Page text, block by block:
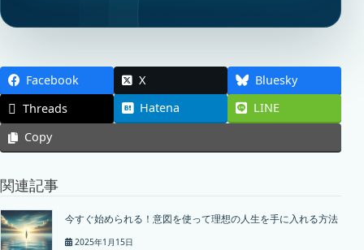
Facebook X
Bluesky
Threads
Hatena
LINE
Copy
関連記事
今すぐ始められる！意図を使って理想の人生を手に入れる方法
2025年1月15日